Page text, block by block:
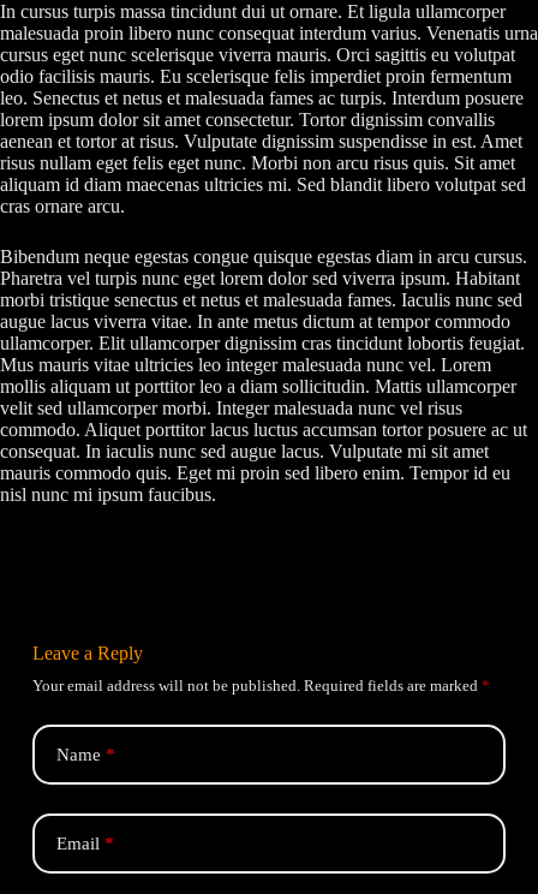
In cursus turpis massa tincidunt dui ut ornare. Et ligula ullamcorper
malesuada proin libero nunc consequat interdum varius. Venenatis urna
cursus eget nunc scelerisque viverra mauris. Orci sagittis eu volutpat
odio facilisis mauris. Eu scelerisque felis imperdiet proin fermentum
leo. Senectus et netus et malesuada fames ac turpis. Interdum posuere
lorem ipsum dolor sit amet consectetur. Tortor dignissim convallis
aenean et tortor at risus. Vulputate dignissim suspendisse in est. Amet
risus nullam eget felis eget nunc. Morbi non arcu risus quis. Sit amet
aliquam id diam maecenas ultricies mi. Sed blandit libero volutpat sed
cras ornare arcu.
Bibendum neque egestas congue quisque egestas diam in arcu cursus.
Pharetra vel turpis nunc eget lorem dolor sed viverra ipsum. Habitant
morbi tristique senectus et netus et malesuada fames. Iaculis nunc sed
augue lacus viverra vitae. In ante metus dictum at tempor commodo
ullamcorper. Elit ullamcorper dignissim cras tincidunt lobortis feugiat.
Mus mauris vitae ultricies leo integer malesuada nunc vel. Lorem
mollis aliquam ut porttitor leo a diam sollicitudin. Mattis ullamcorper
velit sed ullamcorper morbi. Integer malesuada nunc vel risus
commodo. Aliquet porttitor lacus luctus accumsan tortor posuere ac ut
consequat. In iaculis nunc sed augue lacus. Vulputate mi sit amet
mauris commodo quis. Eget mi proin sed libero enim. Tempor id eu
nisl nunc mi ipsum faucibus.
Leave a Reply
Your email address will not be published. Required fields are marked *
Name *
Email *